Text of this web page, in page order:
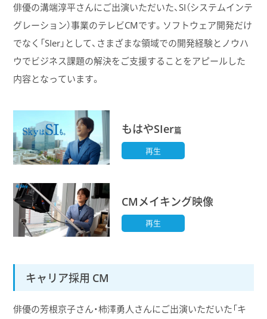
俳優の溝端淳平さんにご出演いただいた、SI（システムインテ
グレーション）事業のテレビCMです。ソフトウェア開発だけ
でなく「SIer」として、さまざまな領域での開発経験とノウハ
ウでビジネス課題の解決をご支援することをアピールした
内容となっています。
もはやSIer篇
再生
CMメイキング映像
再生
キャリア採用 CM
俳優の芳根京子さん・柿澤勇人さんにご出演いただいた「キ